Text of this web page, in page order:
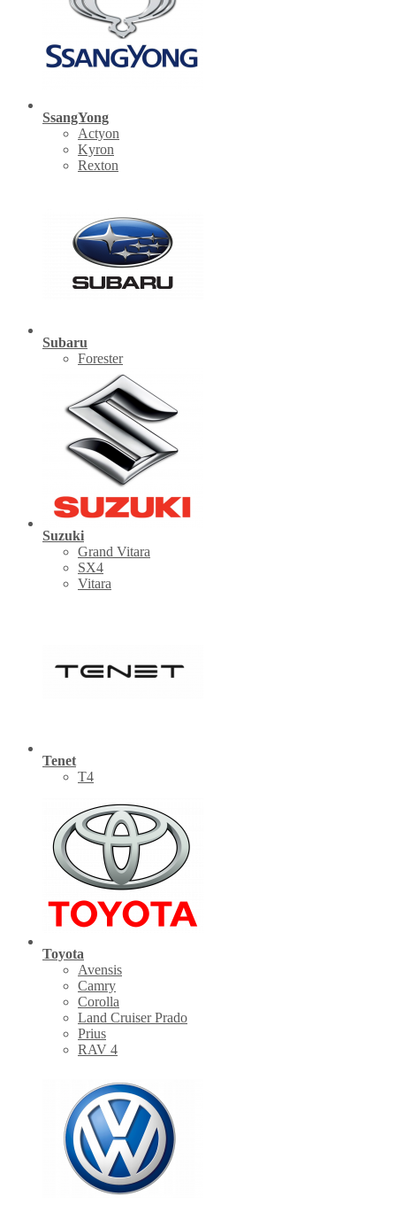
SsangYong
Actyon
Kyron
Rexton
Subaru
Forester
Suzuki
Grand Vitara
SX4
Vitara
Tenet
Т4
Toyota
Avensis
Camry
Corolla
Land Cruiser Prado
Prius
RAV 4